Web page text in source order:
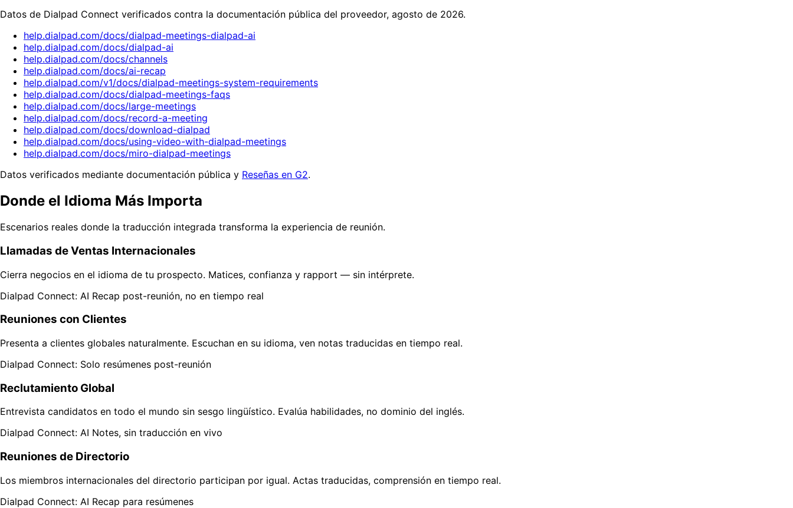
Datos de Dialpad Connect verificados contra la documentación pública del proveedor, agosto de 2026.
help.dialpad.com/docs/dialpad-meetings-dialpad-ai
help.dialpad.com/docs/dialpad-ai
help.dialpad.com/docs/channels
help.dialpad.com/docs/ai-recap
help.dialpad.com/v1/docs/dialpad-meetings-system-requirements
help.dialpad.com/docs/dialpad-meetings-faqs
help.dialpad.com/docs/large-meetings
help.dialpad.com/docs/record-a-meeting
help.dialpad.com/docs/download-dialpad
help.dialpad.com/docs/using-video-with-dialpad-meetings
help.dialpad.com/docs/miro-dialpad-meetings
Datos verificados mediante documentación pública y Reseñas en G2.
Donde el Idioma Más Importa
Escenarios reales donde la traducción integrada transforma la experiencia de reunión.
Llamadas de Ventas Internacionales
Cierra negocios en el idioma de tu prospecto. Matices, confianza y rapport — sin intérprete.
Dialpad Connect: AI Recap post-reunión, no en tiempo real
Reuniones con Clientes
Presenta a clientes globales naturalmente. Escuchan en su idioma, ven notas traducidas en tiempo real.
Dialpad Connect: Solo resúmenes post-reunión
Reclutamiento Global
Entrevista candidatos en todo el mundo sin sesgo lingüístico. Evalúa habilidades, no dominio del inglés.
Dialpad Connect: AI Notes, sin traducción en vivo
Reuniones de Directorio
Los miembros internacionales del directorio participan por igual. Actas traducidas, comprensión en tiempo real.
Dialpad Connect: AI Recap para resúmenes